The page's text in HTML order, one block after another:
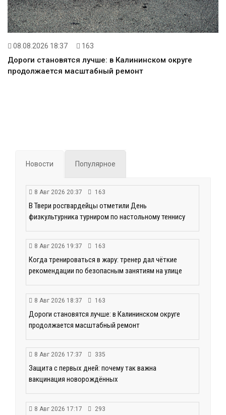
08.08.2026 18:37 163
Дороги становятся лучше: в Калининском округе
продолжается масштабный ремонт
Новости Популярное
8 Авг 2026 20:37 163
В Твери росгвардейцы отметили День
физкультурника турниром по настольному теннису
8 Авг 2026 19:37 163
Когда тренироваться в жару: тренер дал чёткие
рекомендации по безопасным занятиям на улице
8 Авг 2026 18:37 163
Дороги становятся лучше: в Калининском округе
продолжается масштабный ремонт
8 Авг 2026 17:37 335
Защита с первых дней: почему так важна
вакцинация новорождённых
8 Авг 2026 17:17 293